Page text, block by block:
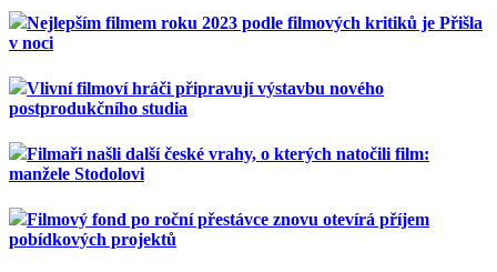
Nejlepším filmem roku 2023 podle filmových kritiků je Přišla
v noci
Vlivní filmoví hráči připravují výstavbu nového
postprodukčního studia
Filmaři našli další české vrahy, o kterých natočili film:
manžele Stodolovi
Filmový fond po roční přestávce znovu otevírá příjem
pobídkových projektů